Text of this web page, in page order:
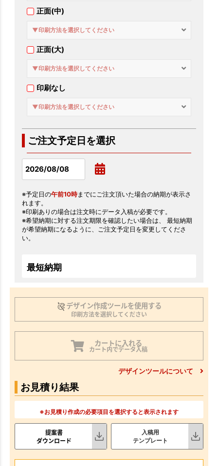
正面(中)
▼印刷方法を選択してください
正面(大)
▼印刷方法を選択してください
印刷なし
▼印刷方法を選択してください
ご注文予定日を選択
※予定日の午前10時までにご注文頂いた場合の納期が表示さ
れます。
※印刷ありの場合は注文時にデータ入稿が必要です。
※希望納期に対する注文期限を確認したい場合は、 最短納期
が希望納期になるように、ご注文予定日を変更してくださ
い。
最短納期
デザイン作成ツールを使用する
印刷方法を選択してください
カートに入れる
カート内でデータ入稿
デザインツールについて
お見積り結果
※お見積り作成の必要項目を選択すると表示されます
提案書
ダウンロード
入稿用
テンプレート